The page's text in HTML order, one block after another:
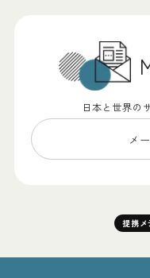
日本と世界の
メ
提携